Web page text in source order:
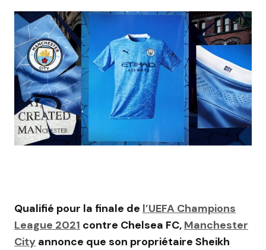
Qualifié pour la finale de l’UEFA Champions
League 2021 contre Chelsea FC, Manchester
City annonce que son propriétaire Sheikh